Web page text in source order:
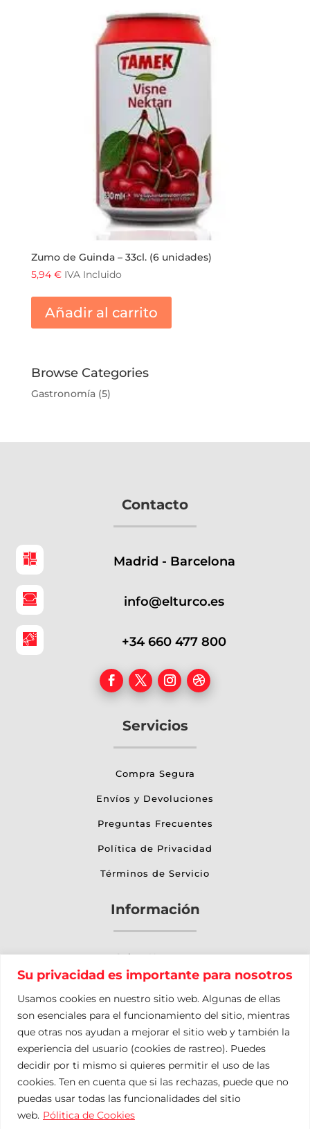
Su privacidad es importante para nosotros
Usamos cookies en nuestro sitio web. Algunas de ellas
son esenciales para el funcionamiento del sitio, mientras
que otras nos ayudan a mejorar el sitio web y también la
experiencia del usuario (cookies de rastreo). Puedes
decidir por ti mismo si quieres permitir el uso de las
cookies. Ten en cuenta que si las rechazas, puede que no
puedas usar todas las funcionalidades del sitio
web. Pólitica de Cookies
Zumo de Guinda – 33cl. (6 unidades)
5,94 € IVA Incluido
Añadir al carrito
Browse Categories
Gastronomía(5)
Contacto
Madrid - Barcelona
info@elturco.es
+34 660 477 800
Servicios
Compra Segura
Envíos y Devoluciones
Preguntas Frecuentes
Política de Privacidad
Términos de Servicio
Información
Sobre Nosotros
Otros Servicios
Contacto
Mapa del Sitio
Política de Privacidad